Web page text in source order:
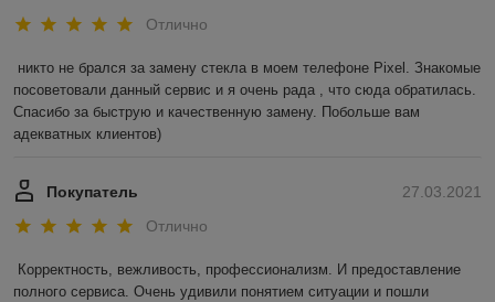
Отлично
никто не брался за замену стекла в моем телефоне Pixel. Знакомые
посоветовали данный сервис и я очень рада , что сюда обратилась.
Спасибо за быструю и качественную замену. Побольше вам
адекватных клиентов)
27.03.2021
Покупатель
Отлично
Корректность, вежливость, профессионализм. И предоставление
полного сервиса. Очень удивили понятием ситуации и пошли